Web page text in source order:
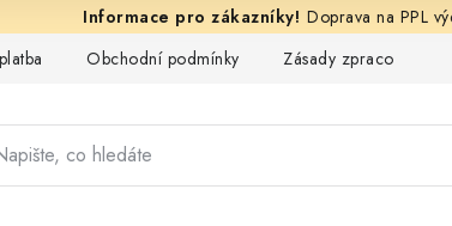
Doprava na PPL
Obchodní podmínky Zásady zpracování